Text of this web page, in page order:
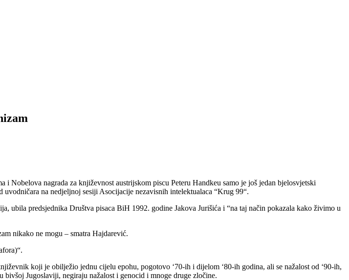
nagrada za književnost austrijskom piscu Peteru Handkeu samo je još jedan bjelosvjetski
na nedjeljnoj sesiji Asocijacije nezavisnih intelektualaca “Krug 99“.
ubila predsjednika Društva pisaca BiH 1992. godine Jakova Jurišića i “na taj način pokazala kako živimo u
nikako ne mogu – smatra Hajdarević.
koji je obilježio jednu cijelu epohu, pogotovo ‘70-ih i dijelom ‘80-ih godina, ali se nažalost od ‘90-ih,
Jugoslaviji, negiraju nažalost i genocid i mnoge druge zločine.